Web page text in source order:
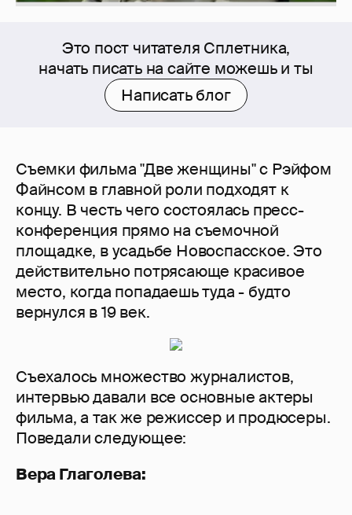
Это пост читателя Сплетника,
начать писать на сайте можешь и ты
Написать блог
Съемки фильма "Две женщины" с Рэйфом
Файнсом в главной роли подходят к
концу. В честь чего состоялась пресс-
конференция прямо на съемочной
площадке, в усадьбе Новоспасское. Это
действительно потрясающе красивое
место, когда попадаешь туда - будто
вернулся в 19 век.
Съехалось множество журналистов,
интервью давали все основные актеры
фильма, а так же режиссер и продюсеры.
Поведали следующее:
Вера Глаголева: